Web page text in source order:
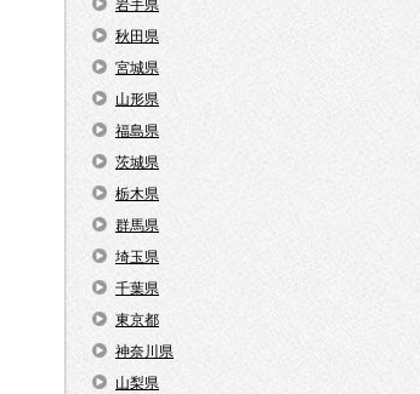
岩手県
秋田県
宮城県
山形県
福島県
茨城県
栃木県
群馬県
埼玉県
千葉県
東京都
神奈川県
山梨県